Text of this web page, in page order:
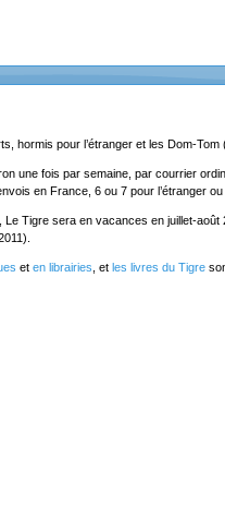
hormis pour l’étranger et les Dom-
une fois par semaine, par courrier
en France, 6 ou 7 pour l’étranger ou
Le Tigre sera en vacances en juillet-
et en librairies , et les livres du Tigre